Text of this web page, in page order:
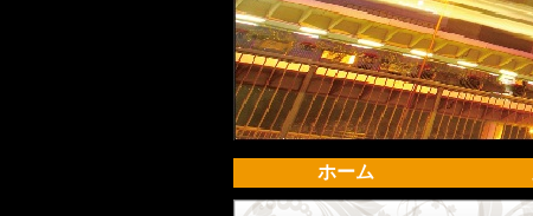
ホーム